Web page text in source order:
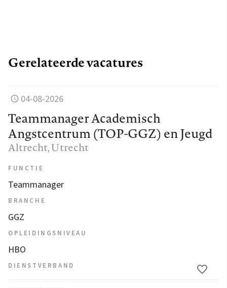
Gerelateerde vacatures
04-08-2026
Teammanager Academisch
Angstcentrum (TOP-GGZ) en Jeugd
Altrecht, Utrecht
FUNCTIE
Teammanager
BRANCHE
GGZ
OPLEIDINGSNIVEAU
HBO
DIENSTVERBAND